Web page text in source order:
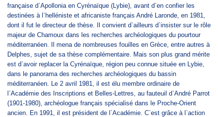
française d`Apollonia en Cyrénaïque (Lybie), avant d`en confier les
destinées à l`helléniste et africaniste français André Laronde, en 1981,
dont il fut le directeur de thèse. Il convient d`ailleurs d`insister sur le rôle
majeur de Chamoux dans les recherches archéologiques du pourtour
méditerranéen. Il mena de nombreuses fouilles en Grèce, entre autres à
Delphes, sujet de sa thèse complémentaire. Mais son plus grand mérite
est d`avoir replacer la Cyrénaïque, région peu connue située en Lybie,
dans le panorama des recherches archéologiques du bassin
méditerranéen. Le 2 avril 1981, il est élu membre ordinaire de
l`Académie des Inscriptions et Belles-Lettres, au fauteuil d`André Parrot
(1901-1980), archéologue français spécialisé dans le Proche-Orient
ancien. En 1991, il est président de l`Académie. C`est grâce à l`action